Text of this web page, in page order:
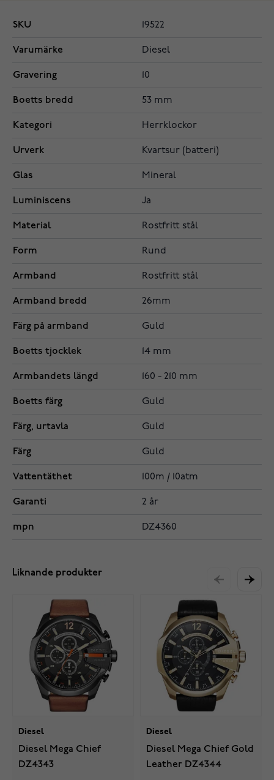
SKU 19522
Varumärke Diesel
Gravering 10
Boetts bredd 53 mm
Kategori Herrklockor
Urverk Kvartsur (batteri)
Glas Mineral
Luminiscens Ja
Material Rostfritt stål
Form Rund
Armband Rostfritt stål
Armband bredd 26mm
Färg på armband Guld
Boetts tjocklek 14 mm
Armbandets längd 160 - 210 mm
Boetts färg Guld
Färg, urtavla Guld
Färg Guld
Vattentäthet 100m / 10atm
Garanti 2 år
mpn DZ4360
Liknande produkter
Diesel
Diesel Mega Chief
DZ4343
Diesel
Diesel Mega Chief Gold
Leather DZ4344